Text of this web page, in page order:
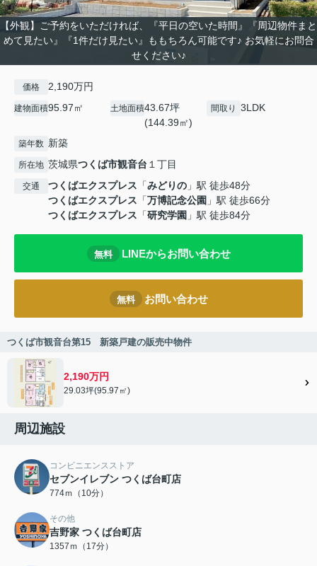
【外観】ご予約をいただければ、『平日の空いた時間』『周辺物件まと
めて見たい』『1件だけ見たい』ももちろん可能です♪ お気軽にお問合
せください♪
価格 2,190万円
建物面積95.97㎡ 土地面積43.67坪
(144.39㎡)
間取り 3LDK
築年数 新築
所在地 茨城県つくば市観音台 １丁目
交通 つくばエクスプレス 「みどりの 」駅 徒歩48分
つくばエクスプレス 「万博記念公園 」駅 徒歩66分
つくばエクスプレス 「研究学園 」駅 徒歩84分
無料 LINEからお問い合わせ
無料 お問い合わせ
つくば市観音台第15 新築戸建の販売中物件
2,190万円
29.03坪(95.97㎡)
周辺施設
コンビニエンスストア
セブンイレブン つくば台町店
774ｍ（10分）
その他
吉野家 つくば台町店
1357ｍ（17分）